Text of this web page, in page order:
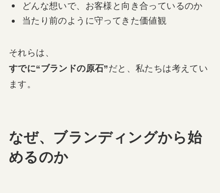
どんな想いで、お客様と向き合っているのか
当たり前のように守ってきた価値観
それらは、
すでに“ブランドの原石”だと、私たちは考えてい
ます。
なぜ、ブランディングから始
めるのか